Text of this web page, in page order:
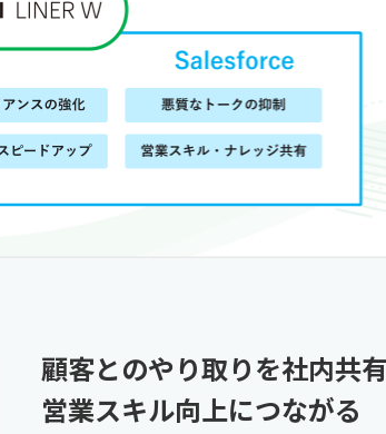
顧客とのやり取りを社内共有
営業スキル向上につながる​